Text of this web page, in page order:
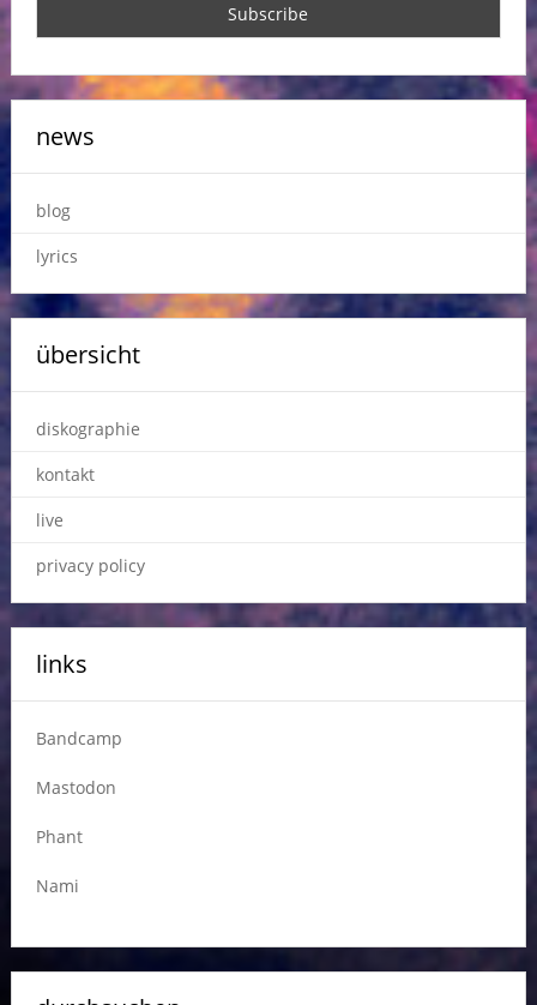
news
blog
lyrics
übersicht
diskographie
kontakt
live
privacy policy
links
Bandcamp
Mastodon
Phant
Nami